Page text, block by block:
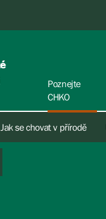
Poznejte
CHKO
Jak se chovat v přírodě